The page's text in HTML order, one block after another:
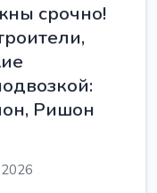
срочно!
Ришон